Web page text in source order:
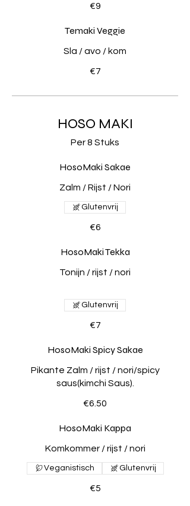
€9
Temaki Veggie
Sla / avo / kom
€7
HOSO MAKI
Per 8 Stuks
HosoMaki Sakae
Zalm / Rijst / Nori
€6
Glutenvrij
HosoMaki Tekka
Tonijn / rijst / nori
€7
Glutenvrij
HosoMaki Spicy Sakae
Pikante Zalm / rijst / nori/spicy
saus(kimchi Saus).
€6.50
HosoMaki Kappa
Komkommer / rijst / nori
€5
Veganistisch Glutenvrij